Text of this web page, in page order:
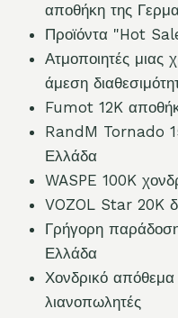
αποθήκη της
Προϊόντα "Hot
Ατμοποιητές
άμεση
Fumot 12K
RandM Tornado
Ελλάδα
WASPE 100K
VOZOL Star 20K
Γρήγορη
Ελλάδα
Χονδρικό απόθεμα
λιανοπωλητές